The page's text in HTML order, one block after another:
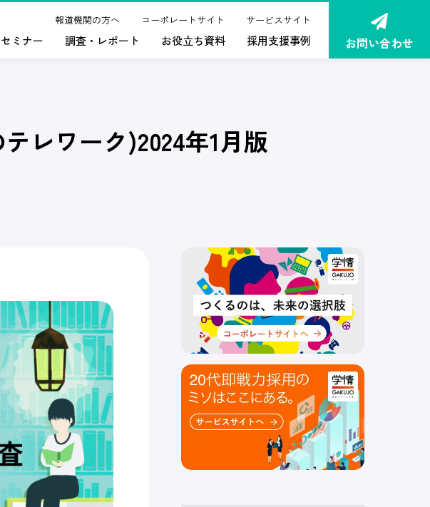
報道機関の方へ コーポレートサイト サービスサイト
セミナー 調査・レポート お役立ち資料 採用支援事例 お問い合わせ
レワーク)2024年1月版